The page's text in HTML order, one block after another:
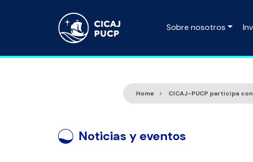
Sobre nosotros
Home CICAJ-PUCP participa
Noticias y eventos